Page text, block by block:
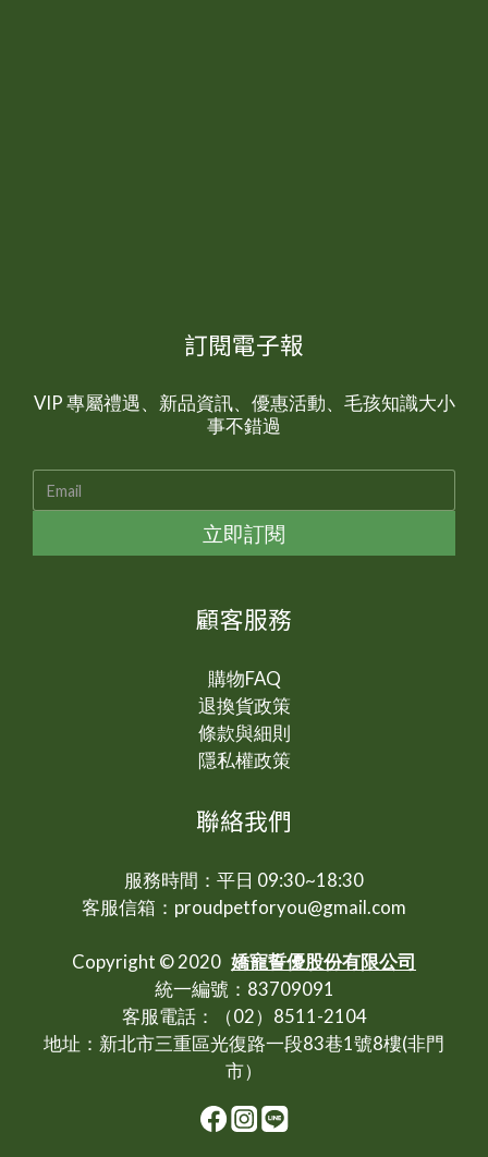
訂閱電子報
VIP 專屬禮遇、新品資訊、優惠活動、毛孩知識大小
事不錯過
立即訂閱
顧客服務
購物FAQ
退換貨政策
條款與細則
隱私權政策
聯絡我們
服務時間：平日 09:30~18:30
客服信箱：proudpetforyou@gmail.com
Copyright © 2020 嬌寵誓優股份有限公司
統一編號：83709091
客服電話：（02）8511-2104
地址：新北市三重區光復路一段83巷1號8樓(非門
市）